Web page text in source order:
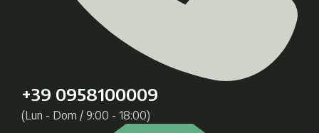
+39 0958100009
(Lun - Dom / 9:00 - 18:00)